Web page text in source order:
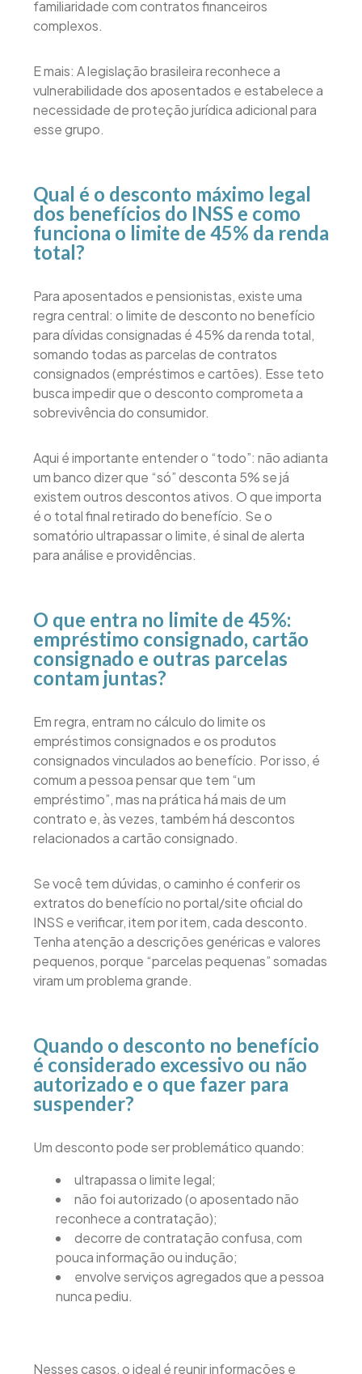
familiaridade com contratos financeiros
complexos.
E mais: A legislação brasileira reconhece a
vulnerabilidade dos aposentados e estabelece a
necessidade de proteção jurídica adicional para
esse grupo.
Qual é o desconto máximo legal
dos benefícios do INSS e como
funciona o limite de 45% da renda
total?
Para aposentados e pensionistas, existe uma
regra central: o limite de desconto no benefício
para dívidas consignadas é 45% da renda total,
somando todas as parcelas de contratos
consignados (empréstimos e cartões). Esse teto
busca impedir que o desconto comprometa a
sobrevivência do consumidor.
Aqui é importante entender o “todo”: não adianta
um banco dizer que “só” desconta 5% se já
existem outros descontos ativos. O que importa
é o total final retirado do benefício. Se o
somatório ultrapassar o limite, é sinal de alerta
para análise e providências.
O que entra no limite de 45%:
empréstimo consignado, cartão
consignado e outras parcelas
contam juntas?
Em regra, entram no cálculo do limite os
empréstimos consignados e os produtos
consignados vinculados ao benefício. Por isso, é
comum a pessoa pensar que tem “um
empréstimo”, mas na prática há mais de um
contrato e, às vezes, também há descontos
relacionados a cartão consignado.
Se você tem dúvidas, o caminho é conferir os
extratos do benefício no portal/site oficial do
INSS e verificar, item por item, cada desconto.
Tenha atenção a descrições genéricas e valores
pequenos, porque “parcelas pequenas” somadas
viram um problema grande.
Quando o desconto no benefício
é considerado excessivo ou não
autorizado e o que fazer para
suspender?
Um desconto pode ser problemático quando:
ultrapassa o limite legal;
não foi autorizado (o aposentado não
reconhece a contratação);
decorre de contratação confusa, com
pouca informação ou indução;
envolve serviços agregados que a pessoa
nunca pediu.
Nesses casos, o ideal é reunir informações e